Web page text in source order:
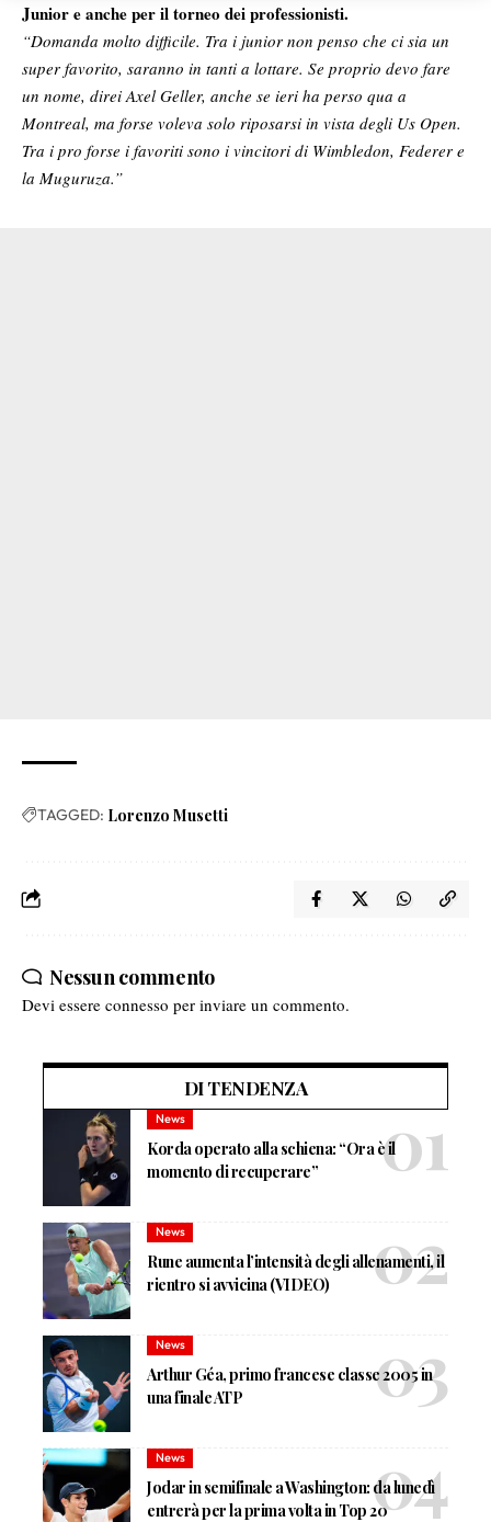
Junior e anche per il torneo dei professionisti.
“Domanda molto difficile. Tra i junior non penso che ci sia un
super favorito, saranno in tanti a lottare. Se proprio devo fare
un nome, direi Axel Geller, anche se ieri ha perso qua a
Montreal, ma forse voleva solo riposarsi in vista degli Us Open.
Tra i pro forse i favoriti sono i vincitori di Wimbledon, Federer e
la Muguruza.”
TAGGED: Lorenzo Musetti
Nessun commento
Devi essere connesso per inviare un commento.
DI TENDENZA
News
Korda operato alla schiena: “Ora è il
momento di recuperare”
News
Rune aumenta l’intensità degli allenamenti, il
rientro si avvicina (VIDEO)
News
Arthur Géa, primo francese classe 2005 in
una finale ATP
News
Jodar in semifinale a Washington: da lunedì
entrerà per la prima volta in Top 20